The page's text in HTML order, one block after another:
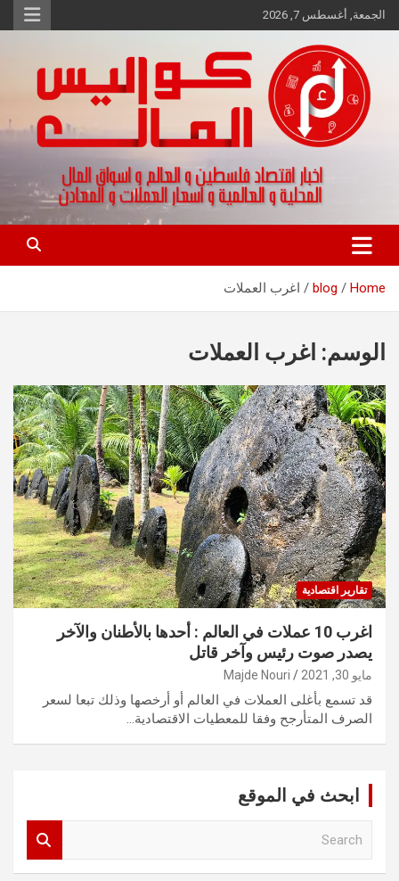
Skip
to
الجمعة, أغسطس 7, 2026
كواليس المال
اخبار اقتصاد فلسطين و العالم و تقارير اسواق المال و العملات
Home
blog اغرب العملات
الوسم: اغرب العملات
تقارير اقتصادية
اغرب 10 عملات في العالم : أحدها بالأطنان والآخر
يصدر صوت رئيس وآخر قاتل
مايو 30, 2021 Majde Nouri
قد تسمع بأغلى العملات في العالم أو أرخصها وذلك تبعا لسعر
الصرف المتأرجح وفقا للمعطيات الاقتصادية…
ابحث في الموقع